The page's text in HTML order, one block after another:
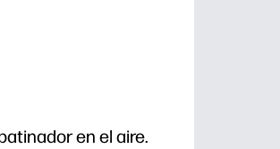
en el aire.